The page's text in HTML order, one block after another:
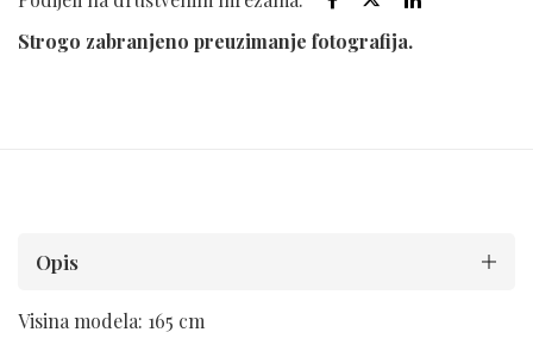
Strogo zabranjeno preuzimanje fotografija.
Opis
Visina modela: 165 cm